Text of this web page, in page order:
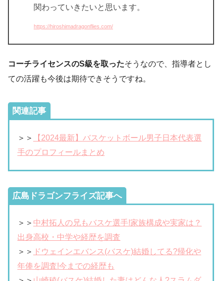
関わっていきたいと思います。
https://hiroshimadragonflies.com/
コーチライセンスのS級を取ったそうなので、指導者とし
ての活躍も今後は期待できそうですね。
関連記事
＞＞
【2024最新】バスケットボール男子日本代表選
手のプロフィールまとめ
広島ドラゴンフライズ記事へ
＞＞ 中村拓人の兄もバスケ選手!家族構成や実家は？
出身高校・中学や経歴を調査
＞＞ ドウェインエバンス(バスケ)結婚してる?帰化や
年俸を調査!今までの経歴も